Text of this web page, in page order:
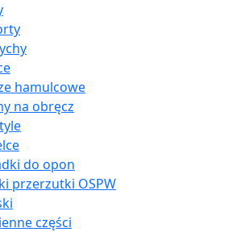
hamulcowe
na obręcz
do opon
przerzutki OSPW
części